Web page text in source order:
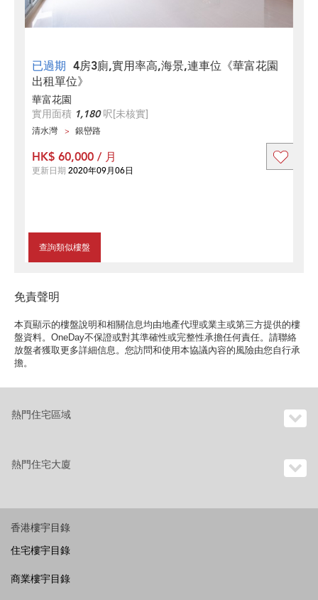
已過期 4房3廁,實用率高,海景,連車位《華富花園
出租單位》
華富花園
實用面積 1,180呎[未核實]
清水灣 銀巒路
查詢類似樓盤
HK$ 60,000 / 月
更新日期 2020年09月06日
免責聲明
本頁顯示的樓盤說明和相關信息均由地產代理或業主或第三方提供的樓
盤資料。OneDay不保證或對其準確性或完整性承擔任何責任。請聯絡
放盤者獲取更多詳細信息。您訪問和使用本協議內容的風險由您自行承
擔。
熱門住宅區域
熱門住宅大廈
香港樓宇目錄
住宅樓宇目錄
商業樓宇目錄